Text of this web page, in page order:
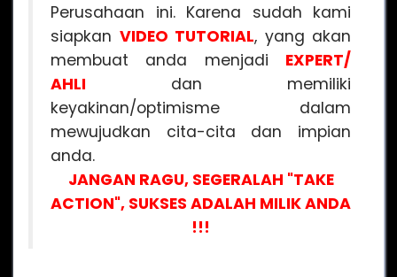
Perusahaan ini. Karena sudah kami
siapkan VIDEO TUTORIAL, yang akan
membuat anda menjadi EXPERT/
AHLI dan memiliki
keyakinan/optimisme dalam
mewujudkan cita-cita dan impian
anda.
JANGAN RAGU, SEGERALAH "TAKE
ACTION", SUKSES ADALAH MILIK ANDA
!!!